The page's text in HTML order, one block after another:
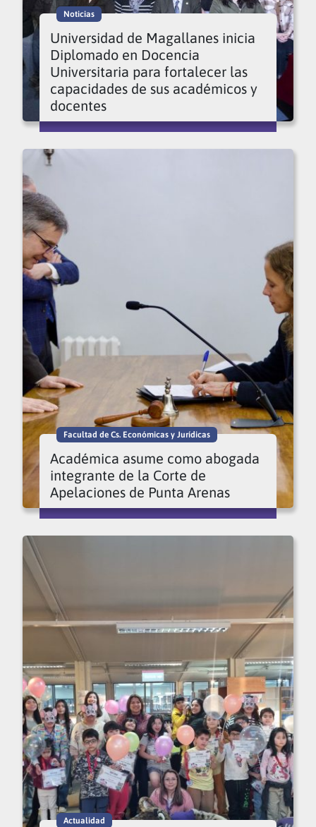
Noticias
Universidad de Magallanes inicia
Diplomado en Docencia
Universitaria para fortalecer las
capacidades de sus académicos y
docentes
Facultad de Cs. Económicas y Jurídicas
Académica asume como abogada
integrante de la Corte de
Apelaciones de Punta Arenas
Actualidad